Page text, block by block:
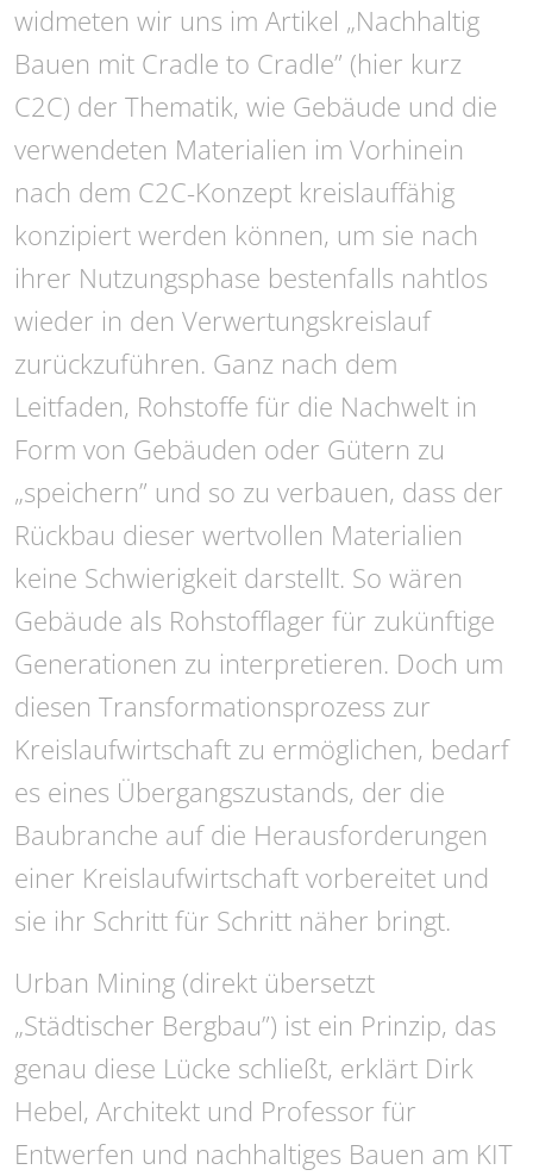
widmeten wir uns im Artikel „Nachhaltig
Bauen mit Cradle to Cradle” (hier kurz
C2C) der Thematik, wie Gebäude und die
verwendeten Materialien im Vorhinein
nach dem C2C-Konzept kreislauffähig
konzipiert werden können, um sie nach
ihrer Nutzungsphase bestenfalls nahtlos
wieder in den Verwertungskreislauf
zurückzuführen. Ganz nach dem
Leitfaden, Rohstoffe für die Nachwelt in
Form von Gebäuden oder Gütern zu
„speichern” und so zu verbauen, dass der
Rückbau dieser wertvollen Materialien
keine Schwierigkeit darstellt. So wären
Gebäude als Rohstofflager für zukünftige
Generationen zu interpretieren. Doch um
diesen Transformationsprozess zur
Kreislaufwirtschaft zu ermöglichen, bedarf
es eines Übergangszustands, der die
Baubranche auf die Herausforderungen
einer Kreislaufwirtschaft vorbereitet und
sie ihr Schritt für Schritt näher bringt.
Urban Mining (direkt übersetzt
„Städtischer Bergbau”) ist ein Prinzip, das
genau diese Lücke schließt, erklärt Dirk
Hebel, Architekt und Professor für
Entwerfen und nachhaltiges Bauen am KIT